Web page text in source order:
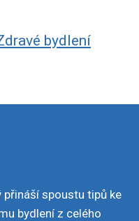
bydlení
spoustu tipů ke
bydlení z celého